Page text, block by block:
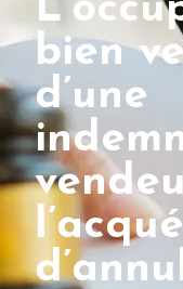
bien
d’une